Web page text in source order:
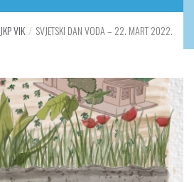
JKP VIK SVJETSKI DAN VODA – 22. MART 2022.